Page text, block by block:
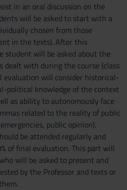
in an oral discussion on the
will be asked to start with a
chosen from those
in the texts). After this
student will be asked about the
dealt with during the course (class
evaluation will consider historical-
political knowledge of the context
as ability to autonomously face
related to the reality of public
public opinion).
be attended regularly and
of final evaluation. This part will
will be asked to present and
by the Professor and texts or